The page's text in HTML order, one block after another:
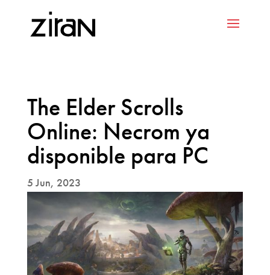
The Elder Scrolls
Online: Necrom ya
disponible para PC
5 Jun, 2023